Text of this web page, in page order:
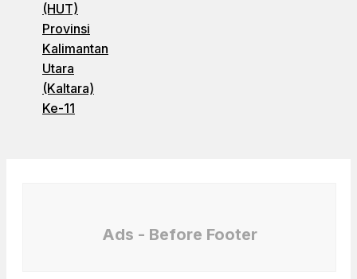
(HUT)
Provinsi
Kalimantan
Utara
(Kaltara)
Ke-11
Ads - Before Footer